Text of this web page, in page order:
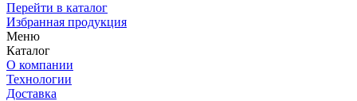
Перейти в каталог
Избранная продукция
Меню
Каталог
О компании
Технологии
Доставка